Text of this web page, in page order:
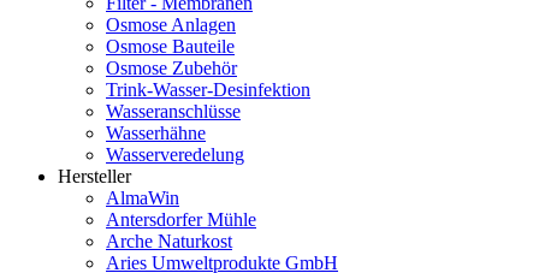
Osmose Anlagen
Osmose Bauteile
Osmose Zubehör
Trink-Wasser-Desinfektion
Wasseranschlüsse
Wasserhähne
Wasserveredelung
Hersteller
AlmaWin
Antersdorfer Mühle
Arche Naturkost
Aries Umweltprodukte GmbH